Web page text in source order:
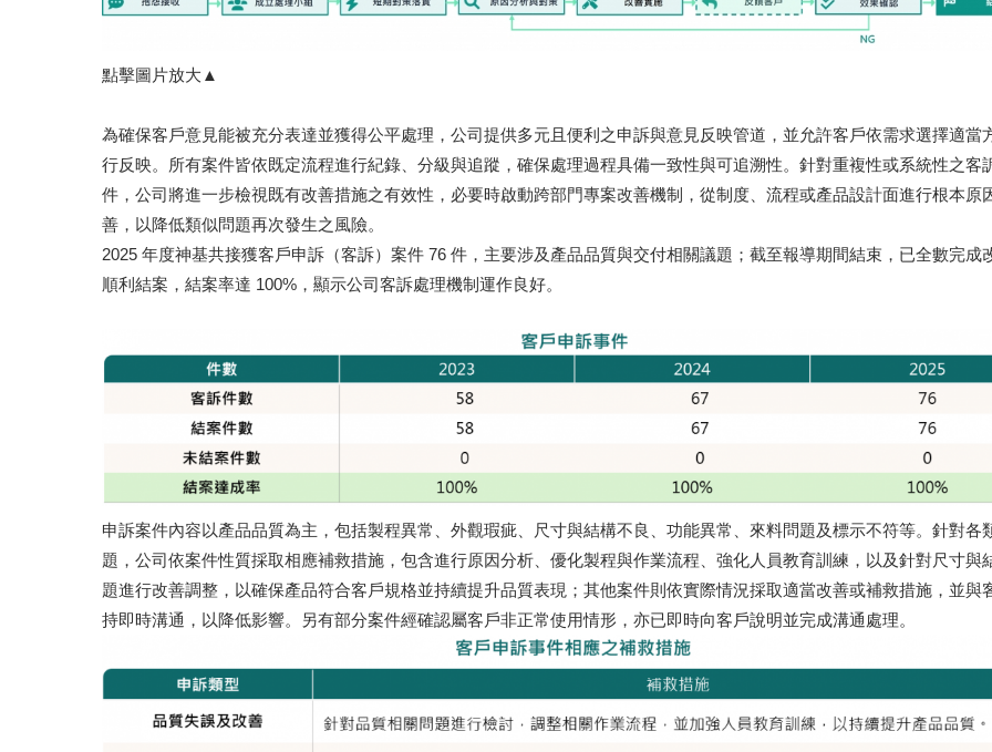
點擊圖片放大▲
為確保客戶意見能被充分表達並獲得公平處理，公司提供多元且便利之申訴與意見反映管道，並允許客戶依需求選擇適當
行反映。所有案件皆依既定流程進行紀錄、分級與追蹤，確保處理過程具備一致性與可追溯性。針對重複性或系統性之客
件，公司將進一步檢視既有改善措施之有效性，必要時啟動跨部門專案改善機制，從制度、流程或產品設計面進行根本原
善，以降低類似問題再次發生之風險。
2025 年度神基共接獲客戶申訴（客訴）案件 76 件，主要涉及產品品質與交付相關議題；截至報導期間結束，已全數完成
順利結案，結案率達 100%，顯示公司客訴處理機制運作良好。
申訴案件內容以產品品質為主，包括製程異常、外觀瑕疵、尺寸與結構不良、功能異常、來料問題及標示不符等。針對各
題，公司依案件性質採取相應補救措施，包含進行原因分析、優化製程與作業流程、強化人員教育訓練，以及針對尺寸與
題進行改善調整，以確保產品符合客戶規格並持續提升品質表現；其他案件則依實際情況採取適當改善或補救措施，並與
持即時溝通，以降低影響。另有部分案件經確認屬客戶非正常使用情形，亦已即時向客戶說明並完成溝通處理。